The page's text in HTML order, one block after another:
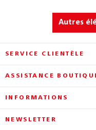
Autres
SERVICE CLIENTÈLE
ASSISTANCE
INFORMATIONS
NEWSLETTER